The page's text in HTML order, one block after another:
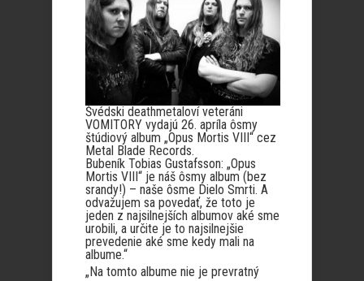
Švédski deathmetaloví veteráni
VOMITORY vydajú 26. apríla ôsmy
štúdiový album „Opus Mortis VIII“ cez
Metal Blade Records.
Bubeník Tobias Gustafsson: „Opus
Mortis VIII“ je náš ôsmy album (bez
srandy!) – naše ôsme Dielo Smrti. A
odvažujem sa povedať, že toto je
jeden z najsilnejších albumov aké sme
urobili, a určite je to najsilnejšie
prevedenie aké sme kedy mali na
albume.“
„Na tomto albume nie je prevratný